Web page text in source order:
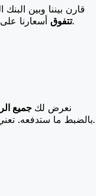
قارن بيننا وبين
تتفوقأسعارنا على البنوك الكبرى، مما يزيد من قيمة تحويلك.
نعرض لك جميع
بالضبط ما ستدفعه. تعني رسومنا المنخفضة المزيد من التوفير لك.